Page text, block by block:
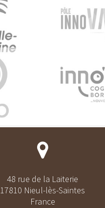
48 rue de la Laiterie
17810 Nieul-lès-Saintes
France